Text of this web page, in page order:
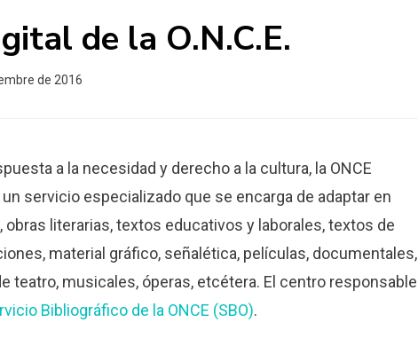
de la O.N.C.E.
de 2016
a la necesidad y derecho a la cultura, la ONCE
servicio especializado que se encarga de adaptar en
obras literarias, textos educativos y laborales, textos de
material gráfico, señalética, películas, documentales,
teatro, musicales, óperas, etcétera. El centro responsable
Bibliográfico de la ONCE (SBO).